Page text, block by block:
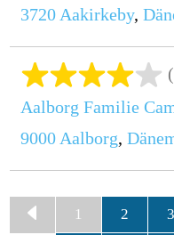
3720 Aakirkeby,
Aalborg Familie
9000 Aalborg,
1 2 3